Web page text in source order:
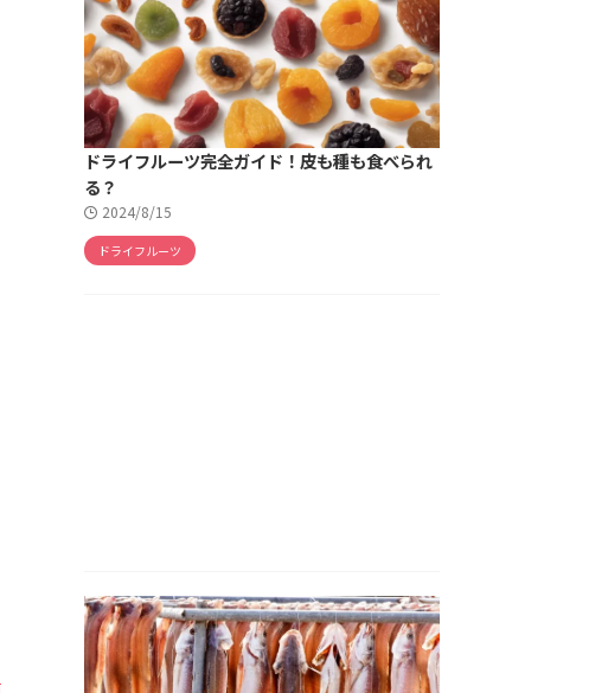
ドライフルーツ完全ガイド！皮も種も食べられ
る？
2024/8/15
ドライフルーツ